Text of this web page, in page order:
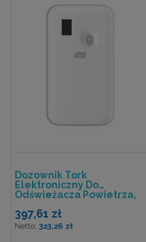
Dozownik Tork
Elektroniczny Do
Odświeżacza Powietrza,
397,61 zł
323,26 zł